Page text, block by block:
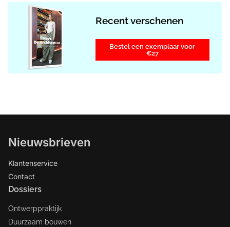
Recent verschenen
Bestel een exemplaar voor
€27
Nieuwsbrieven
Klantenservice
Contact
Dossiers
Ontwerppraktijk
Duurzaam bouwen